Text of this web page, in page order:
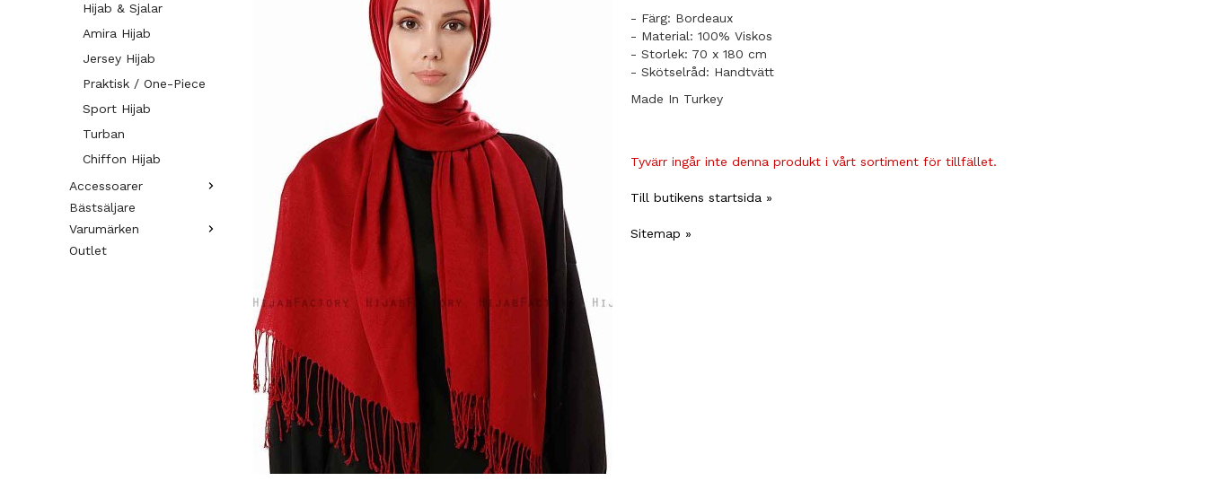
Hijab & Sjalar
Amira Hijab
Jersey Hijab
Praktisk / One-Piece
Sport Hijab
Turban
Chiffon Hijab
Accessoarer
Bästsäljare
Varumärken
Outlet
- Färg: Bordeaux
- Material: 100% Viskos
- Storlek: 70 x 180 cm
- Skötselråd: Handtvätt
Made In Turkey
Tyvärr ingår inte denna produkt i vårt sortiment för tillfället.
Till butikens startsida »
Sitemap »